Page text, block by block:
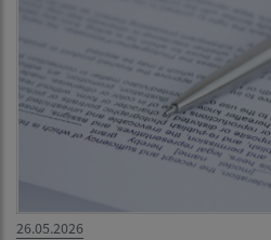
26.05.2026